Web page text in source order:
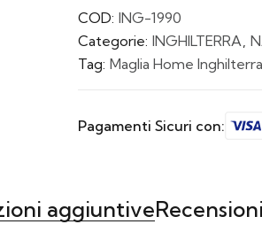
COD: ING-1990
Categorie: INGHILTERRA
Tag: Maglia Home
Pagamenti Sicuri con:
aggiuntive